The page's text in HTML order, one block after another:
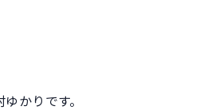
かりです。